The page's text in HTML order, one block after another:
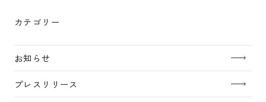
カテゴリー
お知らせ
プレスリリース